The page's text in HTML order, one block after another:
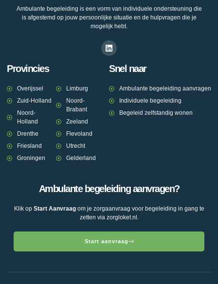
Ambulante begeleiding is een vorm van individuele ondersteuning die
is afgestemd op jouw persoonlijke situatie en de hulpvragen die je
mogelijk hebt.
Provincies
Overijssel
Zuid-Holland
Noord-
Holland
Drenthe
Friesland
Groningen
Limburg
Noord-
Brabant
Zeeland
Flevoland
Utrecht
Gelderland
Snel naar
Ambulante begeleiding aanvragen
Individuele begeleiding
Begeleid zelfstandig wonen
Ambulante begeleiding aanvragen?
Klik op Start Aanvraagom je zorgaanvraag voor begeleiding in gang te
zetten via zorgloket.nl.
Start aanvraag